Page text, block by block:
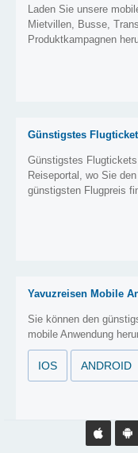
Laden Sie unsere
Mietvillen, Busse,
Produktkampagnen
Günstigstes
Günstigstes
Reiseportal, wo Sie
günstigsten Flugpreis
Yavuzreisen Mobile
Sie können den
mobile Anwendung
IOS ANDROID